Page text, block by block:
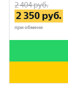
2 404руб.
2 350 руб.
при обмене